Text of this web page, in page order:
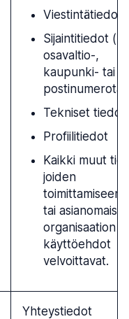
Viestintätiedot
Sijaintitiedot
osavaltio-,
kaupunki- tai
Tekniset tiedot
Profiilitiedot
Kaikki muut
joiden
toimittamiseen
tai
organisaation
käyttöehdot
velvoittavat.
Yhteystiedot